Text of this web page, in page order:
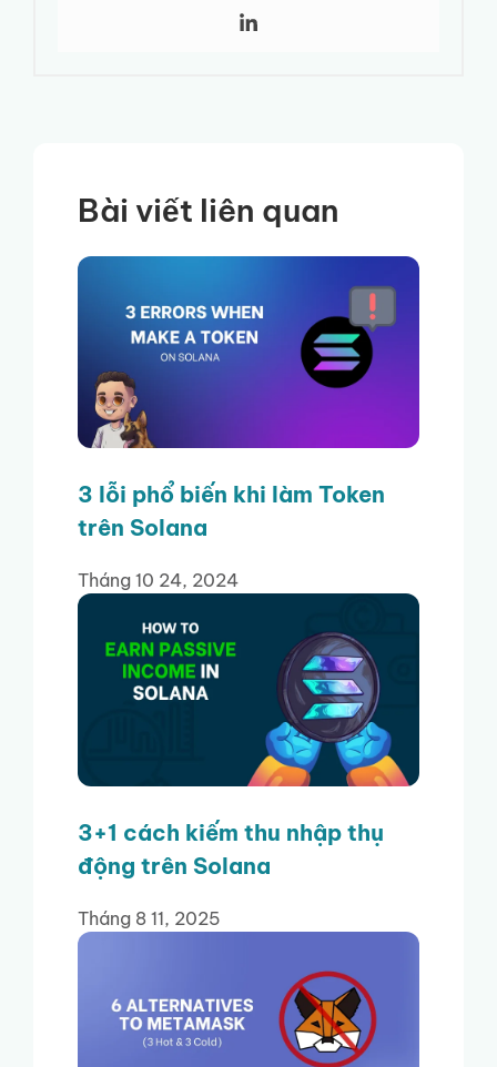
Bài viết liên quan
3 lỗi phổ biến khi làm Token
trên Solana
Tháng 10 24, 2024
3+1 cách kiếm thu nhập thụ
động trên Solana
Tháng 8 11, 2025